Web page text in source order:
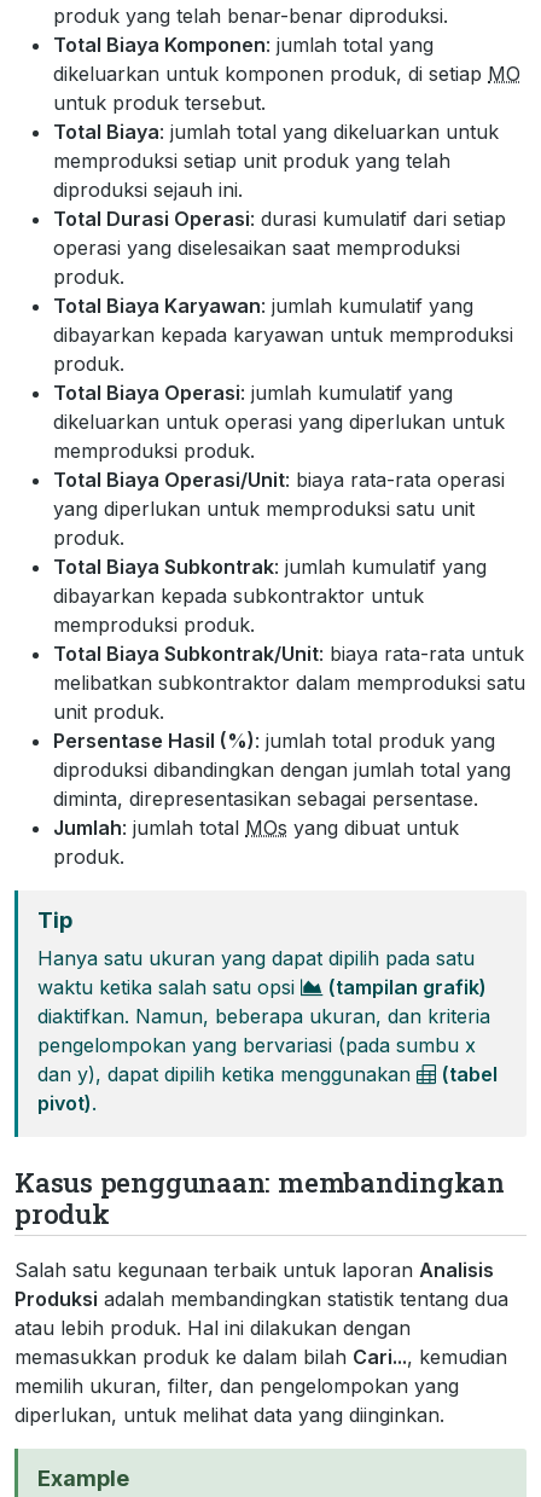
produk yang telah benar-benar diproduksi.
Total Biaya Komponen: jumlah total yang
dikeluarkan untuk komponen produk, di setiap MO
untuk produk tersebut.
Total Biaya: jumlah total yang dikeluarkan untuk
memproduksi setiap unit produk yang telah
diproduksi sejauh ini.
Total Durasi Operasi: durasi kumulatif dari setiap
operasi yang diselesaikan saat memproduksi
produk.
Total Biaya Karyawan: jumlah kumulatif yang
dibayarkan kepada karyawan untuk memproduksi
produk.
Total Biaya Operasi: jumlah kumulatif yang
dikeluarkan untuk operasi yang diperlukan untuk
memproduksi produk.
Total Biaya Operasi/Unit: biaya rata-rata operasi
yang diperlukan untuk memproduksi satu unit
produk.
Total Biaya Subkontrak: jumlah kumulatif yang
dibayarkan kepada subkontraktor untuk
memproduksi produk.
Total Biaya Subkontrak/Unit: biaya rata-rata untuk
melibatkan subkontraktor dalam memproduksi satu
unit produk.
Persentase Hasil (%): jumlah total produk yang
diproduksi dibandingkan dengan jumlah total yang
diminta, direpresentasikan sebagai persentase.
Jumlah: jumlah total MOs yang dibuat untuk
produk.
Tip
Hanya satu ukuran yang dapat dipilih pada satu
waktu ketika salah satu opsi
(tampilan grafik)
diaktifkan. Namun, beberapa ukuran, dan kriteria
pengelompokan yang bervariasi (pada sumbu x
dan y), dapat dipilih ketika menggunakan
(tabel
pivot).
Kasus penggunaan: membandingkan
produk
Salah satu kegunaan terbaik untuk laporan Analisis
Produksi adalah membandingkan statistik tentang dua
atau lebih produk. Hal ini dilakukan dengan
memasukkan produk ke dalam bilah Cari..., kemudian
memilih ukuran, filter, dan pengelompokan yang
diperlukan, untuk melihat data yang diinginkan.
Example